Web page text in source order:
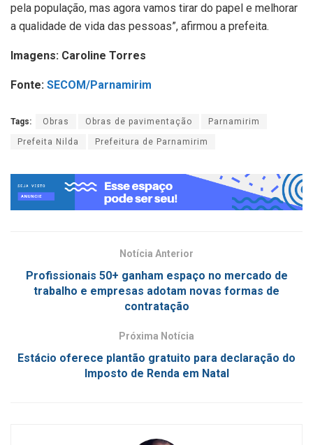
pela população, mas agora vamos tirar do papel e melhorar
a qualidade de vida das pessoas”, afirmou a prefeita.
Imagens: Caroline Torres
Fonte: SECOM/Parnamirim
Tags: Obras Obras de pavimentação Parnamirim
Prefeita Nilda Prefeitura de Parnamirim
Notícia Anterior
Profissionais 50+ ganham espaço no mercado de
trabalho e empresas adotam novas formas de
contratação
Próxima Notícia
Estácio oferece plantão gratuito para declaração do
Imposto de Renda em Natal